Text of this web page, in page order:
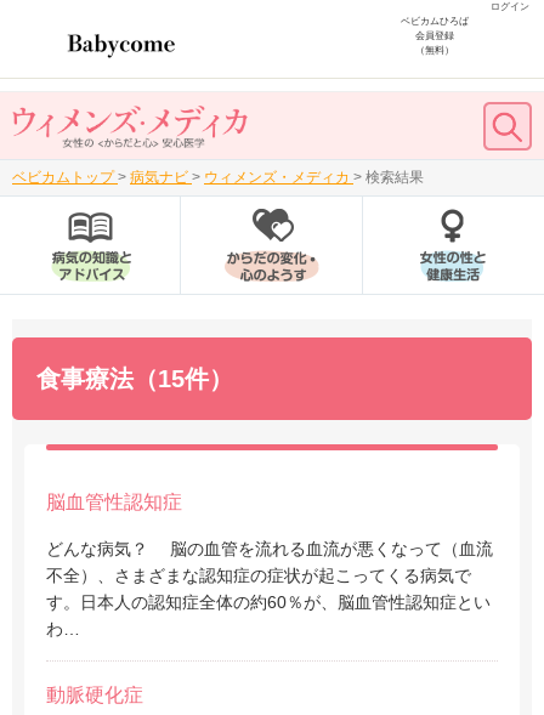
ログイン
ベビカムひろば
会員登録
（無料）
ベビカムトップ > 病気ナビ > ウィメンズ・メディカ > 検索結果
食事療法（15件）
脳血管性認知症
どんな病気？ 脳の血管を流れる血流が悪くなって（血流
不全）、さまざまな認知症の症状が起こってくる病気で
す。日本人の認知症全体の約60％が、脳血管性認知症とい
わ…
動脈硬化症